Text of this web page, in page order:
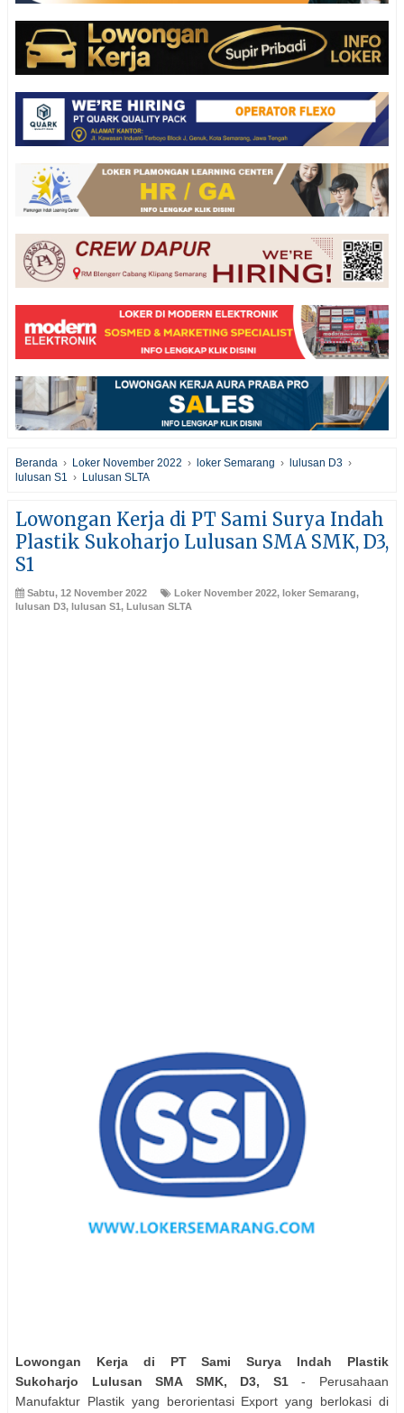
Beranda › Loker November 2022 › loker Semarang › lulusan D3 ›
lulusan S1
› Lulusan SLTA
Lowongan Kerja di PT Sami Surya Indah
Plastik Sukoharjo Lulusan SMA SMK, D3,
S1
Sabtu, 12 November 2022 Loker November 2022, loker Semarang,
lulusan D3, lulusan S1, Lulusan SLTA
Lowongan Kerja di PT Sami Surya Indah Plastik
Sukoharjo Lulusan SMA SMK, D3, S1- Perusahaan
Manufaktur Plastik yang berorientasi Export yang berlokasi di